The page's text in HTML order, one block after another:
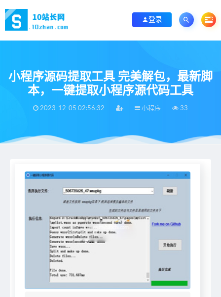
登录
小程序源码提取工具 完美解包，最新脚
本，一键提取小程序源代码工具
2023-12-05 02:56:32 小程序 33
当前位置：首页>